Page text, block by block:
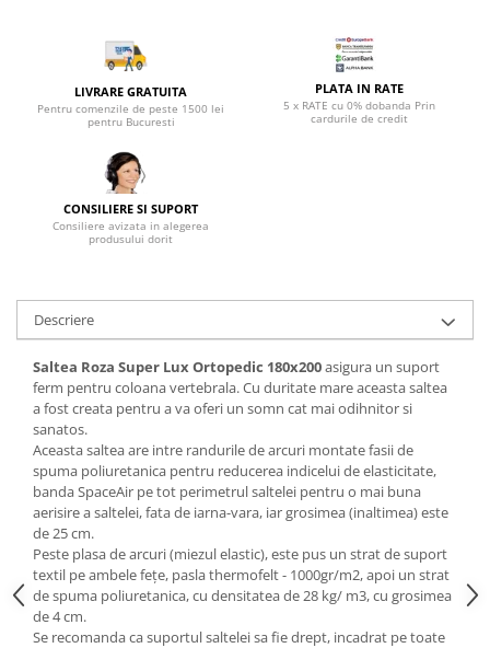
Stender haine
Suport pentru umerase
Etajere
Mobilier gradinita
Mese gradinita
Scaune gradinita
Mobila camera copii
Saltele patuturi copii
Paturi copii
Masa si scaune gradinita
Seturi comode living si dormitor
LIVRARE GRATUITA
Pentru comenzile de peste 1500 lei
pentru Bucuresti
PLATA IN RATE
5 x RATE cu 0% dobanda Prin
cardurile de credit
CONSILIERE SI SUPORT
Consiliere avizata in alegerea
produsului dorit
Descriere
Saltea Roza Super Lux Ortopedic 180x200asigura un suport
ferm pentru coloana vertebrala. Cu duritate mare aceasta saltea
a fost creata pentru a va oferi un somn cat mai odihnitor si
sanatos.
Aceasta saltea are intre randurile de arcuri montate fasii de
spuma poliuretanica pentru reducerea indicelui de elasticitate,
banda SpaceAir pe tot perimetrul saltelei pentru o mai buna
aerisire a saltelei, fata de iarna-vara, iar grosimea (inaltimea) este
de 25 cm.
Peste plasa de arcuri (miezul elastic), este pus un strat de suport
textil pe ambele feţe, pasla thermofelt - 1000gr/m2, apoi un strat
de spuma poliuretanica, cu densitatea de 28 kg/ m3, cu grosimea
de 4 cm.
Se recomanda ca suportul saltelei sa fie drept, incadrat pe toate